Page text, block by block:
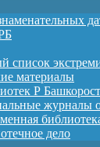
список
материалы
Р
журналы
дело